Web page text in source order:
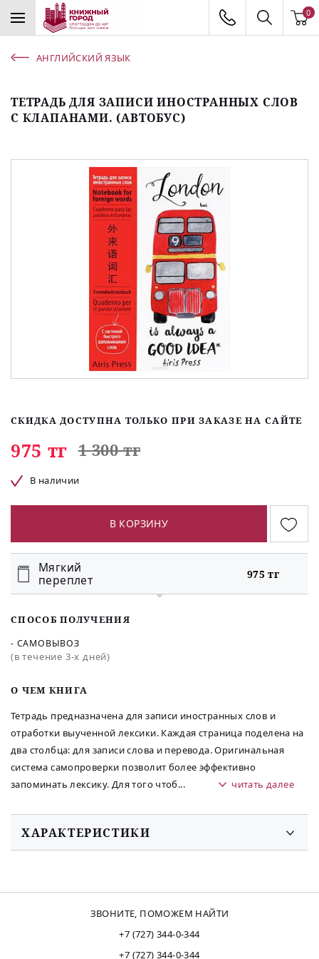
0
АНГЛИЙСКИЙ ЯЗЫК
ТЕТРАДЬ ДЛЯ ЗАПИСИ ИНОСТРАННЫХ СЛОВ
С КЛАПАНАМИ. (АВТОБУС)
O ЧЕМ КНИГА
Тетрадь предназначена для записи иностранных слов и
отработки выученной лексики. Каждая страница поделена на
два столбца: для записи слова и перевода. Оригинальная
система самопроверки позволит более эффективно
запоминать лексику. Для того чтоб... читать далее
СКИДКА ДОСТУПНА ТОЛЬКО ПРИ ЗАКАЗЕ НА САЙТЕ
975 тг 1 300 тг
В наличии
В КОРЗИНУ
Мягкий
переплет
975 тг
СПОСОБ ПОЛУЧЕНИЯ
- САМОВЫВОЗ
(в течение 3-х дней)
ХАРАКТЕРИСТИКИ
ЗВОНИТЕ, ПОМОЖЕМ НАЙТИ
+7 (727) 344-0-344
+7 (727) 344-0-344